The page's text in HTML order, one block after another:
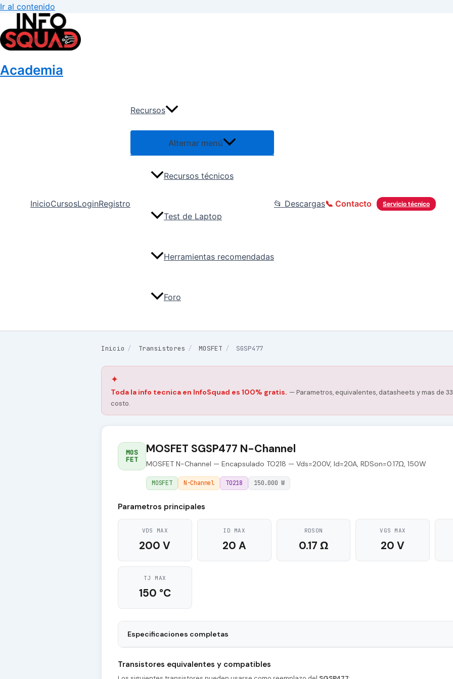
Ir al contenido
Academia
InicioCursosLoginRegistro
Recursos
Alternar menú
Recursos técnicos
Test de Laptop
Herramientas recomendadas
Foro
📂 Descargas Servicio técnico
📞 Contacto
Inicio / Transistores / MOSFET / SGSP477
✦
Toda la info tecnica en InfoSquad es 100% gratis. — Parametros, equivalentes, datasheets y mas de
costo.
MOS
FET
MOSFET SGSP477 N-Channel
MOSFET N-Channel — Encapsulado TO218 — Vds=200V, Id=20A, RDSon=0.17Ω, 150W
MOSFET N-Channel TO218 150.000 W
Parametros principales
VDS MAX
200 V
ID MAX
20 A
RDSON
0.17 Ω
VGS MAX
20 V
TJ MAX
150 °C
Especificaciones completas
Transistores equivalentes y compatibles